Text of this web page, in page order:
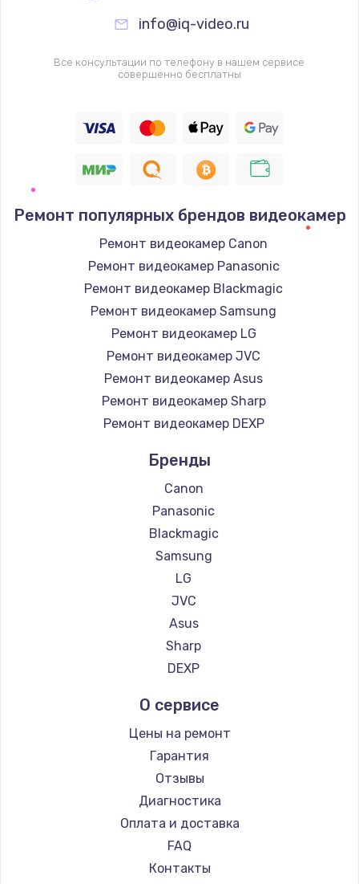
info@iq-video.ru
Все консультации по телефону в нашем сервисе
совершенно бесплатны
Ремонт популярных брендов видеокамер
Ремонт видеокамер Canon
Ремонт видеокамер Panasonic
Ремонт видеокамер Blackmagic
Ремонт видеокамер Samsung
Ремонт видеокамер LG
Ремонт видеокамер JVC
Ремонт видеокамер Asus
Ремонт видеокамер Sharp
Ремонт видеокамер DEXP
Бренды
Canon
Panasonic
Blackmagic
Samsung
LG
JVC
Asus
Sharp
DEXP
О сервисе
Цены на ремонт
Гарантия
Отзывы
Диагностика
Оплата и доставка
FAQ
Контакты